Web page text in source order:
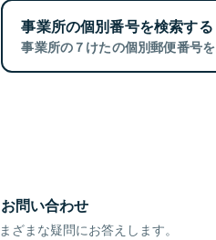
事業所の個別番号を検索する
事業所の７けたの個別郵便番号を
問い合わせ
ざまな疑問にお答えします。